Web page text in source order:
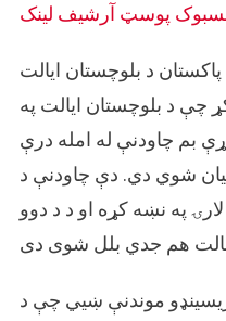
پوسټ آرشيف لینک
د بلوچستان ایالت
چې د بلوچستان ایالت په
بم چاودنې له امله درې
شوي او ۱۶ نور ټپیان شوي دي. دې چاودنې د
لارۍ په نښه کړه او د د دوو
موندنې ښیي چې د